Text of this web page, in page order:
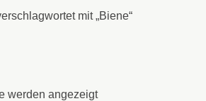
mit „Biene“
werden angezeigt